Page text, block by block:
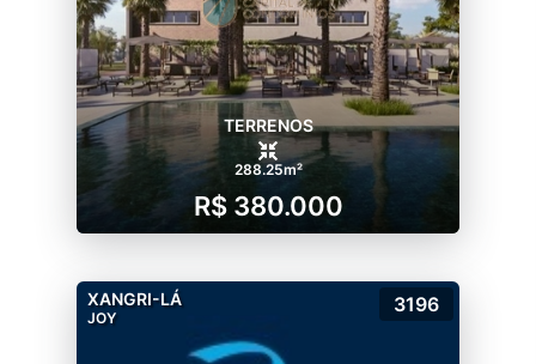
TERRENOS
288.25m²
R$ 380.000
XANGRI-LÁ
JOY
3196